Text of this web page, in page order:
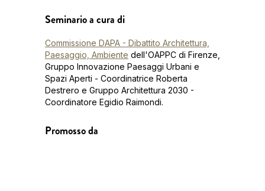
Seminario a cura di
Commissione DAPA - Dibattito Architettura,
Paesaggio, Ambiente dell'OAPPC di Firenze,
Gruppo Innovazione Paesaggi Urbani e
Spazi Aperti - Coordinatrice Roberta
Destrero e Gruppo Architettura 2030 -
Coordinatore Egidio Raimondi.
Promosso da